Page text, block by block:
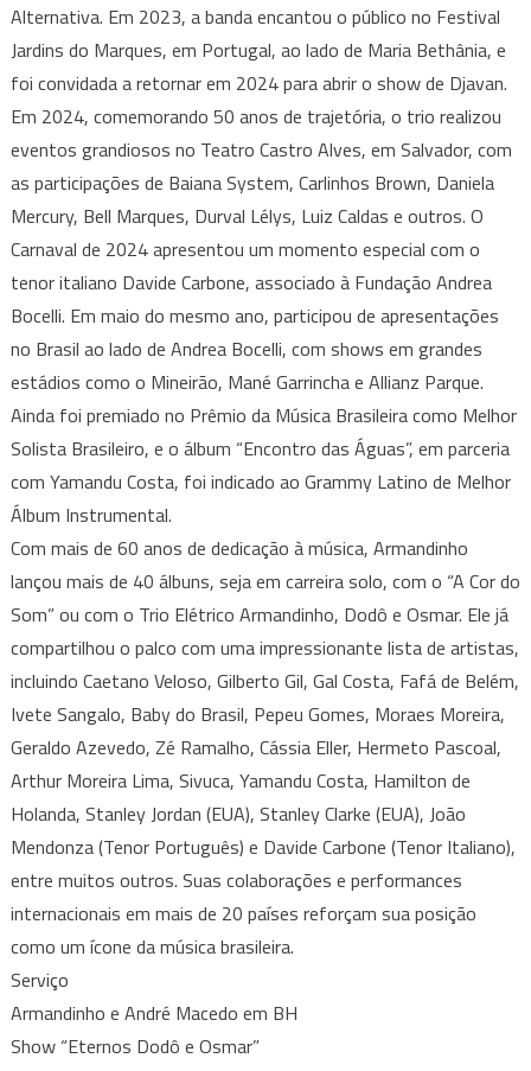
Alternativa. Em 2023, a banda encantou o público no Festival
Jardins do Marques, em Portugal, ao lado de Maria Bethânia, e
foi convidada a retornar em 2024 para abrir o show de Djavan.
Em 2024, comemorando 50 anos de trajetória, o trio realizou
eventos grandiosos no Teatro Castro Alves, em Salvador, com
as participações de Baiana System, Carlinhos Brown, Daniela
Mercury, Bell Marques, Durval Lélys, Luiz Caldas e outros. O
Carnaval de 2024 apresentou um momento especial com o
tenor italiano Davide Carbone, associado à Fundação Andrea
Bocelli. Em maio do mesmo ano, participou de apresentações
no Brasil ao lado de Andrea Bocelli, com shows em grandes
estádios como o Mineirão, Mané Garrincha e Allianz Parque.
Ainda foi premiado no Prêmio da Música Brasileira como Melhor
Solista Brasileiro, e o álbum “Encontro das Águas”, em parceria
com Yamandu Costa, foi indicado ao Grammy Latino de Melhor
Álbum Instrumental.
Com mais de 60 anos de dedicação à música, Armandinho
lançou mais de 40 álbuns, seja em carreira solo, com o “A Cor do
Som” ou com o Trio Elétrico Armandinho, Dodô e Osmar. Ele já
compartilhou o palco com uma impressionante lista de artistas,
incluindo Caetano Veloso, Gilberto Gil, Gal Costa, Fafá de Belém,
Ivete Sangalo, Baby do Brasil, Pepeu Gomes, Moraes Moreira,
Geraldo Azevedo, Zé Ramalho, Cássia Eller, Hermeto Pascoal,
Arthur Moreira Lima, Sivuca, Yamandu Costa, Hamilton de
Holanda, Stanley Jordan (EUA), Stanley Clarke (EUA), João
Mendonza (Tenor Português) e Davide Carbone (Tenor Italiano),
entre muitos outros. Suas colaborações e performances
internacionais em mais de 20 países reforçam sua posição
como um ícone da música brasileira.
Serviço
Armandinho e André Macedo em BH
Show “Eternos Dodô e Osmar”